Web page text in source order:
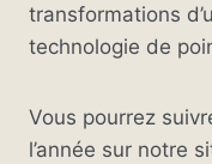
transformations
technologie de
Vous pourrez
l’année sur notre